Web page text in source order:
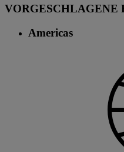
VORGESCHLAGENE
Americas